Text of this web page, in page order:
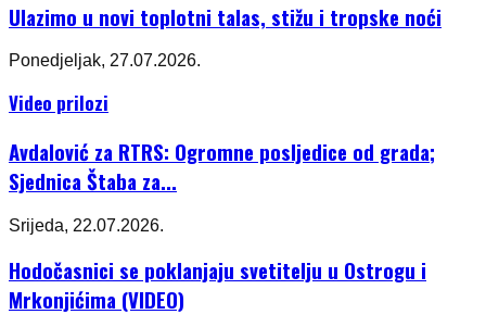
Ulazimo u novi toplotni talas, stižu i tropske noći
Ponedjeljak, 27.07.2026.
Video prilozi
Avdalović za RTRS: Ogromne posljedice od grada;
Sjednica Štaba za...
Srijeda, 22.07.2026.
Hodočasnici se poklanjaju svetitelju u Ostrogu i
Mrkonjićima (VIDEO)